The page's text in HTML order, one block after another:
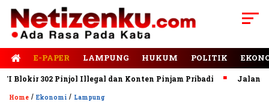
E-PAPER LAMPUNG HUKUM POLITIK
302 Pinjol Illegal dan Konten Pinjam Pribadi Jalan
Home / Ekonomi / Lampung